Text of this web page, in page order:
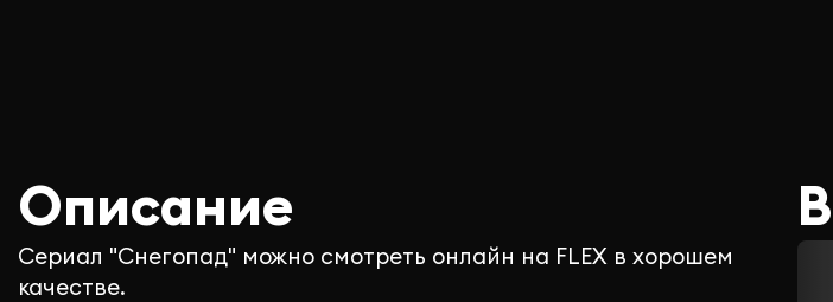
Описание
Сериал "Снегопад" можно смотреть онлайн на FLEX в хорошем
качестве.